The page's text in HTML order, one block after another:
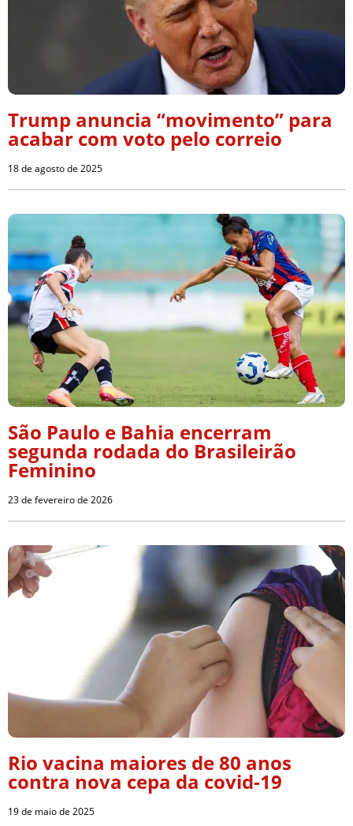
Trump anuncia “movimento” para
acabar com voto pelo correio
18 de agosto de 2025
São Paulo e Bahia encerram
segunda rodada do Brasileirão
Feminino
23 de fevereiro de 2026
Rio vacina maiores de 80 anos
contra nova cepa da covid-19
19 de maio de 2025